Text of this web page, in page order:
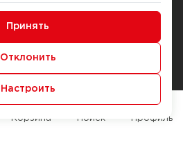
Доставка и оплата
Способы оплаты
Служба контроля качества
Принять
Отклонить
Настроить
Корзина Поиск Профиль